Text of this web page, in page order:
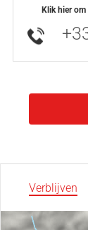
Klik hier om
Verblijven